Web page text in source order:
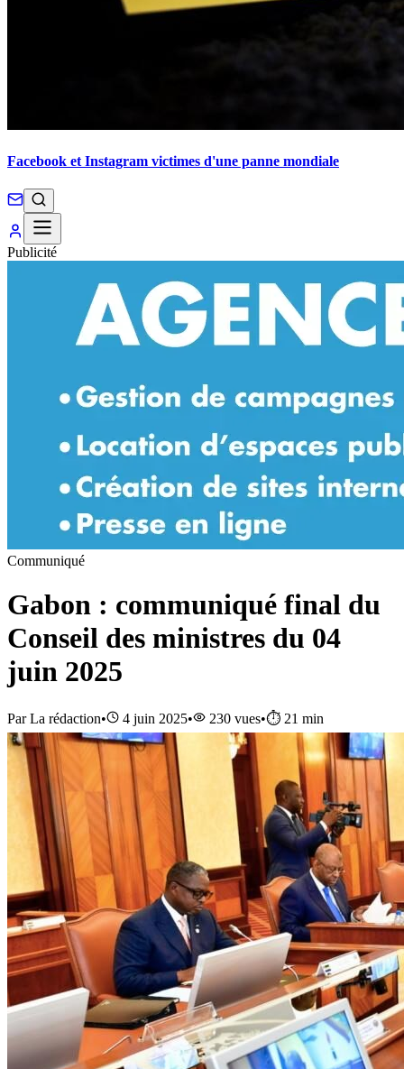
Facebook et Instagram victimes d'une panne mondiale
Publicité
Communiqué
Gabon : communiqué final du
Conseil des ministres du 04
juin 2025
ParLa rédaction• 4 juin 2025• 230 vues•⏱️ 21 min